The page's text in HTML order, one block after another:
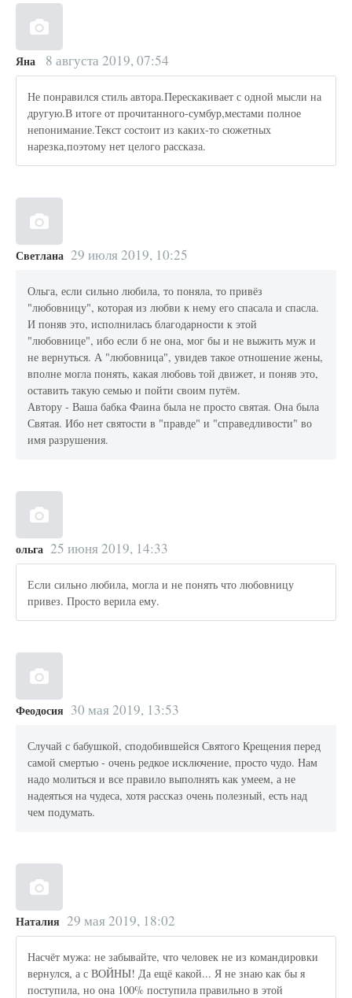
Яна 8 августа 2019, 07:54
Не понравился стиль автора.Перескакивает с одной мысли на
другую.В итоге от прочитанного-сумбур,местами полное
непонимание.Текст состоит из каких-то сюжетных
нарезка,поэтому нет целого рассказа.
Светлана 29 июля 2019, 10:25
Ольга, если сильно любила, то поняла, то привёз
"любовницу", которая из любви к нему его спасала и спасла.
И поняв это, исполнилась благодарности к этой
"любовнице", ибо если б не она, мог бы и не выжить муж и
не вернуться. А "любовница", увидев такое отношение жены,
вполне могла понять, какая любовь той движет, и поняв это,
оставить такую семью и пойти своим путём.
Автору - Ваша бабка Фаина была не просто святая. Она была
Святая. Ибо нет святости в "правде" и "справедливости" во
имя разрушения.
ольга 25 июня 2019, 14:33
Если сильно любила, могла и не понять что любовницу
привез. Просто верила ему.
Феодосия 30 мая 2019, 13:53
Случай с бабушкой, сподобившейся Святого Крещения перед
самой смертью - очень редкое исключение, просто чудо. Нам
надо молиться и все правило выполнять как умеем, а не
надеяться на чудеса, хотя рассказ очень полезный, есть над
чем подумать.
Наталия 29 мая 2019, 18:02
Насчёт мужа: не забывайте, что человек не из командировки
вернулся, а с ВОЙНЫ! Да ещё какой... Я не знаю как бы я
поступила, но она 100% поступила правильно в этой